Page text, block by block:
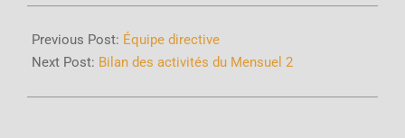
Previous Post: Équipe directive
Next Post: Bilan des activités du Mensuel 2